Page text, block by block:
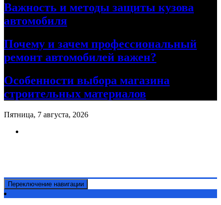
Важность и методы защиты кузова
автомобиля
Почему и зачем профессиональный
ремонт автомобилей важен?
Особенности выбора магазина
строительных материалов
Пятница, 7 августа, 2026
Переключение навигации